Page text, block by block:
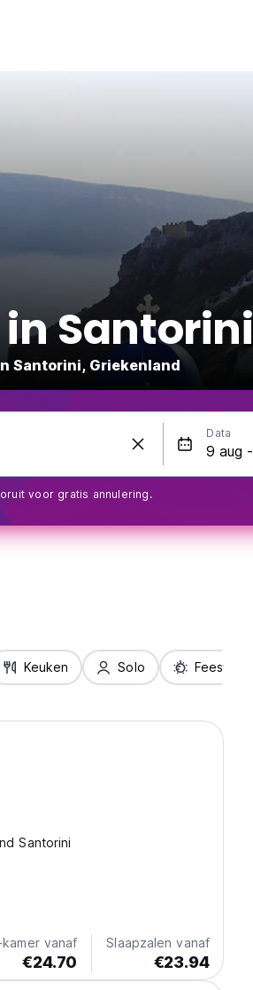
Santorini
Santorini, Griekenland
Data
voor gratis annulering.
Keuken Solo Feest
Santorini
vanaf
€24.70
Slaapzalen vanaf
€23.94